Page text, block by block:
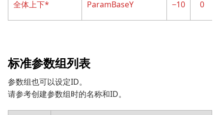
全体上下* ParamBaseY −10 0
标准参数组列表
参数组也可以设定ID。
请参考创建参数组时的名称和ID。